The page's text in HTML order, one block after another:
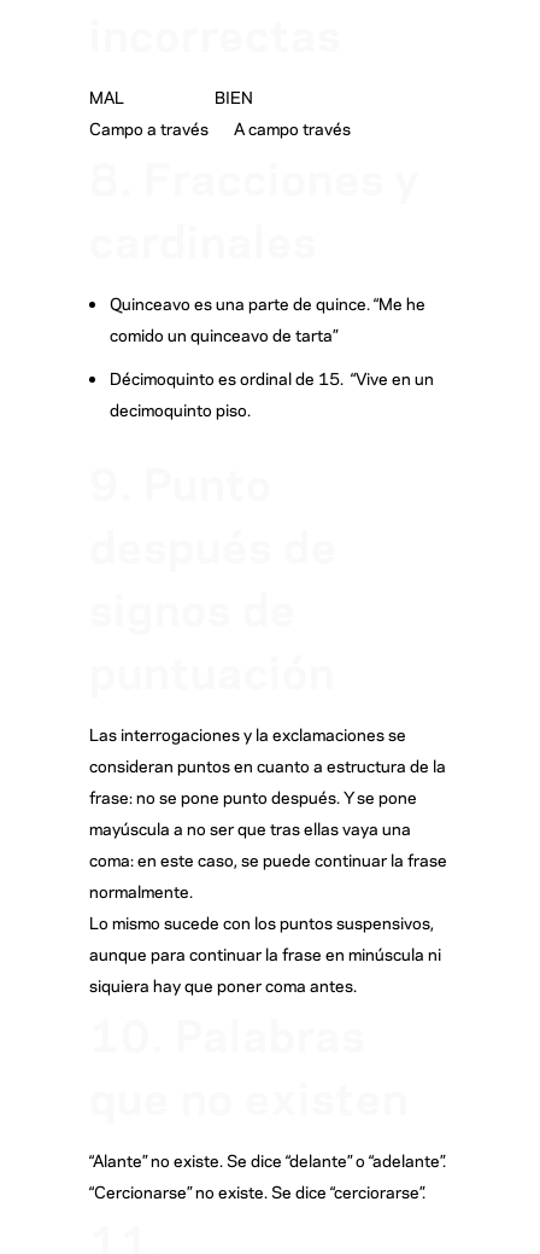
MAL BIEN
Campo a través A campo través
Quinceavo es una parte de quince. “Me he
comido un quinceavo de tarta”
Décimoquinto es ordinal de 15. “Vive en un
decimoquinto piso.
Las interrogaciones y la exclamaciones se
consideran puntos en cuanto a estructura de la
frase: no se pone punto después. Y se pone
mayúscula a no ser que tras ellas vaya una
coma: en este caso, se puede continuar la frase
normalmente.
Lo mismo sucede con los puntos suspensivos,
aunque para continuar la frase en minúscula ni
siquiera hay que poner coma antes.
“Alante” no existe. Se dice “delante” o “adelante”.
“Cercionarse” no existe. Se dice “cerciorarse”.